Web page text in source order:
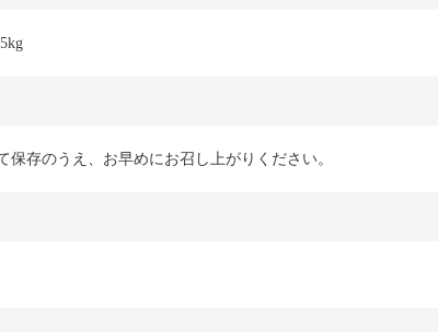
保存のうえ、お早めにお召し上がりください。